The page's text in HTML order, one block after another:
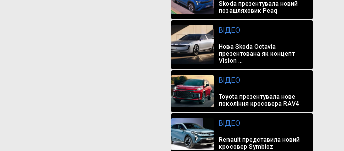
Skoda презентувала новий
позашляховик Peaq
ВІДЕО
Нова Skoda Octavia
презентована як концепт
Vision ...
ВІДЕО
Toyota презентувала нове
покоління кросовера RAV4
ВІДЕО
Renault представила новий
кросовер Symbioz